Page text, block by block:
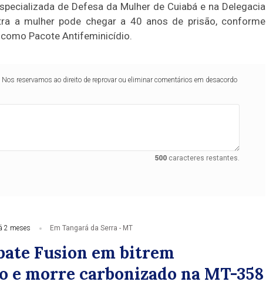
de Defesa da Mulher de Cuiabá e na Delegacia
a mulher pode chegar a 40 anos de prisão, conforme
Pacote Antifeminicídio.
reservamos ao direito de reprovar ou eliminar comentários em desacordo
500caracteres restantes.
2 meses Em Tangará da Serra - MT
Fusion em bitrem
e morre carbonizado na MT-358